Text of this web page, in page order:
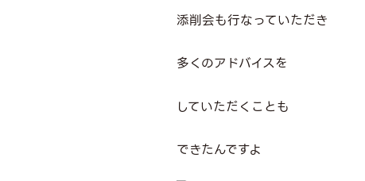
添削会も行なっていただき
多くのアドバイスを
していただくことも
できたんですよ